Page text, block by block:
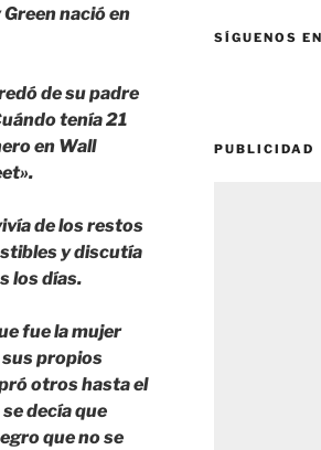
nació en
de su padre
tenía 21
en Wall
de los restos
y discutía
los días.
fue la mujer
propios
otros hasta el
decía que
que no se
SÍGUENOS
PUBLICIDAD